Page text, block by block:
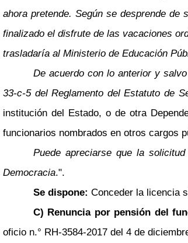
ahora pretende. Según se desprende
finalizado el disfrute de las vacaciones
trasladaría al Ministerio de Educación
De acuerdo con lo anterior y
33-c-5 del Reglamento del Estatuto de
institución del Estado, o de otra
funcionarios nombrados en otros cargos
Puede apreciarse que la
Democracia.".
Se dispone: Conceder la licencia
C) Renuncia por pensión del
oficio n.° RH-3584-2017 del 4 de